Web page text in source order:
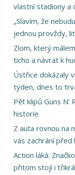
vlastní stadiony a
„Slavím, že
jednou provždy,
Zlom, který
ticho a návrat k
Ústřice dokázaly
týden, dnes to
Pět klipů Guns
historie
Z auta rovnou na
vás zachrání před
Action láká:
přitom stojí i